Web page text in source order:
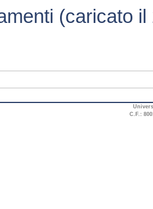
(caricato
C.F.: